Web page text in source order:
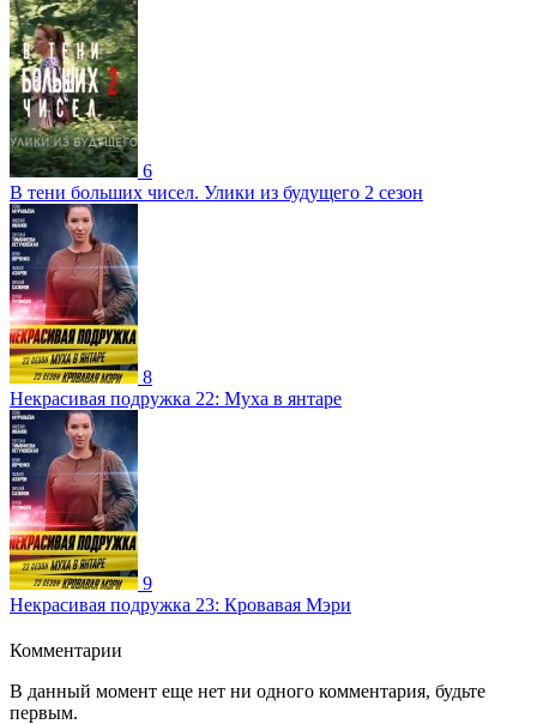
6
В тени больших чисел. Улики из будущего 2 сезон
8
Некрасивая подружка 22: Муха в янтаре
9
Некрасивая подружка 23: Кровавая Мэри
Комментарии
В данный момент еще нет ни одного комментария, будьте
первым.